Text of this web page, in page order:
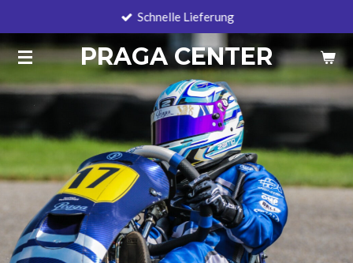
springen
PRAGA CENTER
Schnelle Lieferung